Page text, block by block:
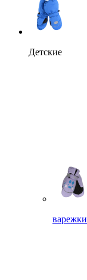
Детские
варежки